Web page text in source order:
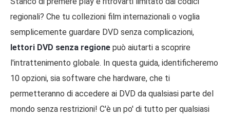
regionali? Che tu collezioni film internazionali o voglia
semplicemente guardare DVD senza complicazioni,
lettori DVD senza regione può aiutarti a scoprire
l'intrattenimento globale. In questa guida, identificheremo
10 opzioni, sia software che hardware, che ti
permetteranno di accedere ai DVD da qualsiasi parte del
mondo senza restrizioni! C'è un po' di tutto per qualsiasi